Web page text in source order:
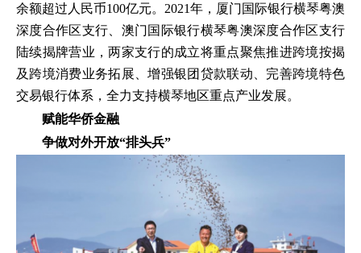
余额超过人民币100亿元。2021年，厦门国际银行横琴粤澳
深度合作区支行、澳门国际银行横琴粤澳深度合作区支行
陆续揭牌营业，两家支行的成立将重点聚焦推进跨境按揭
及跨境消费业务拓展、增强银团贷款联动、完善跨境特色
交易银行体系，全力支持横琴地区重点产业发展。
赋能华侨金融
争做对外开放“排头兵”